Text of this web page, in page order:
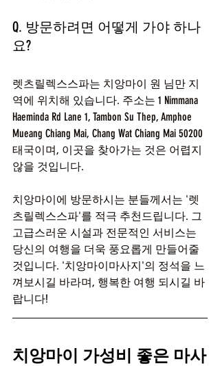
Q. 방문하려면 어떻게 가야 하나
요?
렛츠릴렉스스파는 치앙마이 원 님만 지
역에 위치해 있습니다. 주소는 1 Nimmana
Haeminda Rd Lane 1, Tambon Su Thep, Amphoe
Mueang Chiang Mai, Chang Wat Chiang Mai 50200
태국이며, 이곳을 찾아가는 것은 어렵지
않을 것입니다.
치앙마이에 방문하시는 분들께서는 '렛
츠릴렉스스파'를 적극 추천드립니다. 그
고급스러운 시설과 전문적인 서비스는
당신의 여행을 더욱 풍요롭게 만들어줄
것입니다. '치앙마이마사지'의 정석을 느
껴보시길 바라며, 행복한 여행 되시길 바
랍니다!
치앙마이 가성비 좋은 마사